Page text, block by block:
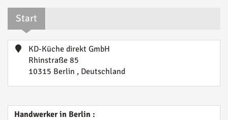
Start
KD-Küche direkt GmbH
Rhinstraße 85
10315 Berlin , Deutschland
Handwerker in Berlin :